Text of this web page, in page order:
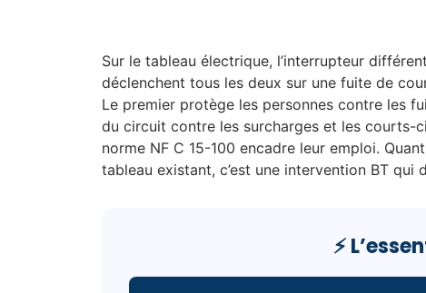
Sur le tableau électrique, l’interrupteur
déclenchent tous les deux sur une fuite de
Le premier protège les personnes contre les
du circuit contre les surcharges et les courts-
norme NF C 15-100 encadre leur emploi.
tableau existant, c’est une intervention BT qui
⚡